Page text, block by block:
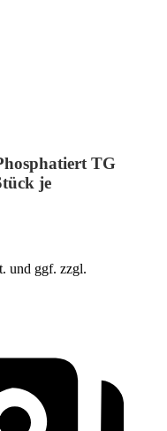
TG
je
und ggf. zzgl.